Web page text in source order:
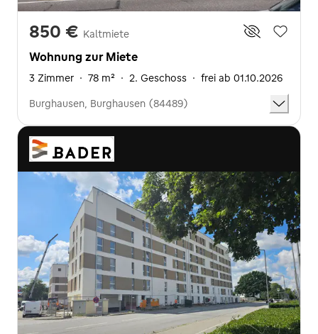
850 € Kaltmiete
Wohnung zur Miete
3 Zimmer · 78 m² · 2. Geschoss · frei ab 01.10.2026
Burghausen, Burghausen (84489)